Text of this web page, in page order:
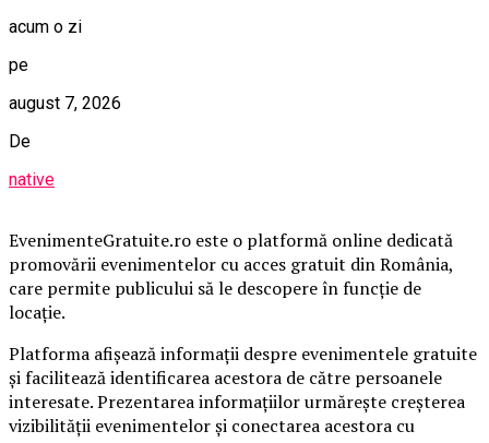
acum o zi
pe
august 7, 2026
De
native
EvenimenteGratuite.ro este o platformă online dedicată
promovării evenimentelor cu acces gratuit din România,
care permite publicului să le descopere în funcție de
locație.
Platforma afișează informații despre evenimentele gratuite
și facilitează identificarea acestora de către persoanele
interesate. Prezentarea informațiilor urmărește creșterea
vizibilității evenimentelor și conectarea acestora cu